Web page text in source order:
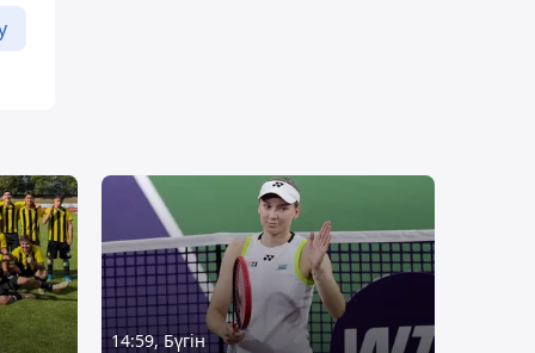
14:59, Бүгін